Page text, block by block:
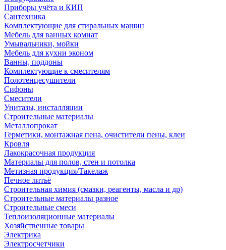
Приборы учёта и КИП
Сантехника
Комплектующие для стиральных машин
Мебель для ванных комнат
Умывальники, мойки
Мебель для кухни эконом
Ванны, поддоны
Комплектующие к смесителям
Полотенцесушители
Сифоны
Смесители
Унитазы, инсталляции
Строительные материалы
Металлопрокат
Герметики, монтажная пена, очистители пены, клеи
Кровля
Лакокрасочная продукция
Материалы для полов, стен и потолка
Метизная продукция/Такелаж
Печное литьё
Строительная химия (смазки, реагенты, масла и др)
Строительные материалы разное
Строительные смеси
Теплоизоляционные материалы
Хозяйственные товары
Электрика
Электросчетчики